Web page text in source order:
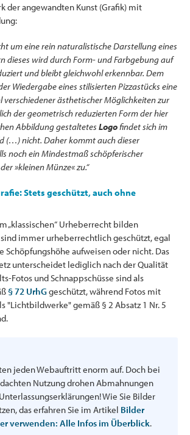
der angewandten Kunst (Grafik) mit
um eine rein naturalistische Darstellung eines
dieses wird durch Form- und Farbgebung auf
und bleibt gleichwohl erkennbar. Dem
Wiedergabe eines stilisierten Pizzastücks eine
verschiedener ästhetischer Möglichkeiten zur
der geometrisch reduzierten Form der hier
Abbildung gestaltetes Logo findet sich im
(…) nicht. Daher kommt auch dieser
noch ein Mindestmaß schöpferischer
»kleinen Münze« zu.“
Stets geschützt, auch ohne
„klassischen“ Urheberrecht bilden
immer urheberrechtlich geschützt, egal
Schöpfungshöhe aufweisen oder nicht. Das
unterscheidet lediglich nach der Qualität
Fotos und Schnappschüsse sind als
§ 72 UrhGgeschützt, während Fotos mit
"Lichtbildwerke" gemäß § 2 Absatz 1 Nr. 5
jeden Webauftritt enorm auf. Doch bei
Nutzung drohen Abmahnungen
Wie Sie Bilder
das erfahren Sie im Artikel Bilder
verwenden: Alle Infos im Überblick.